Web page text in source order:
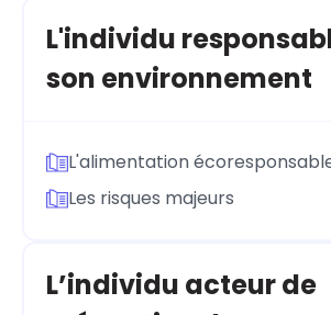
L'individu
son environnement
L'alimentation
Les risques majeurs
L’individu acteur de